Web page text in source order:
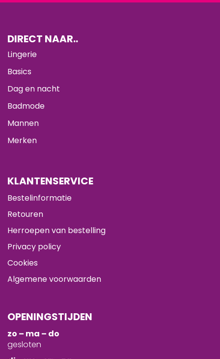
DIRECT NAAR..
Lingerie
Basics
Dag en nacht
Badmode
Mannen
Merken
KLANTENSERVICE
Bestelinformatie
Retouren
Herroepen van bestelling
Privacy policy
Cookies
Algemene voorwaarden
OPENINGSTIJDEN
zo – ma – do
gesloten